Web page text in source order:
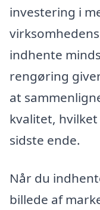
investering i
indhente
rengøring
at
kvalitet,
sidste ende.
Når du
billede af